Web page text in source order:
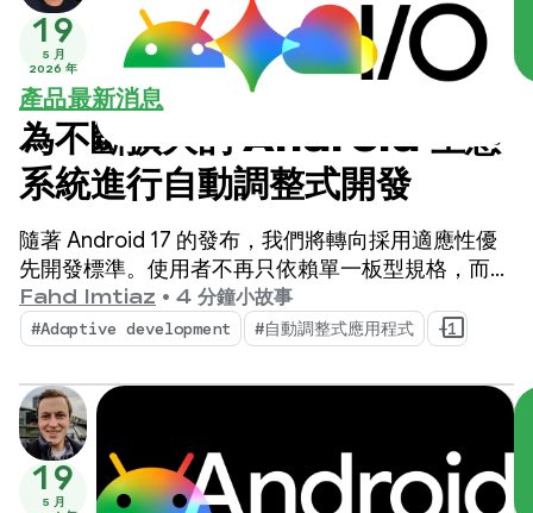
19
5 月
2026 年
產品最新消息
為不斷擴大的 Android 生態
系統進行自動調整式開發
隨著 Android 17 的發布，我們將轉向採用適應性優
先開發標準。使用者不再只依賴單一板型規格，而是
在一天內切換使用手機、折疊式裝置、平板電腦、筆
電、車輛螢幕和沉浸式 XR 環境。
Fahd Imtiaz • 4 分鐘小故事
#Adaptive development #自動調整式應用程式 +1
19
5 月